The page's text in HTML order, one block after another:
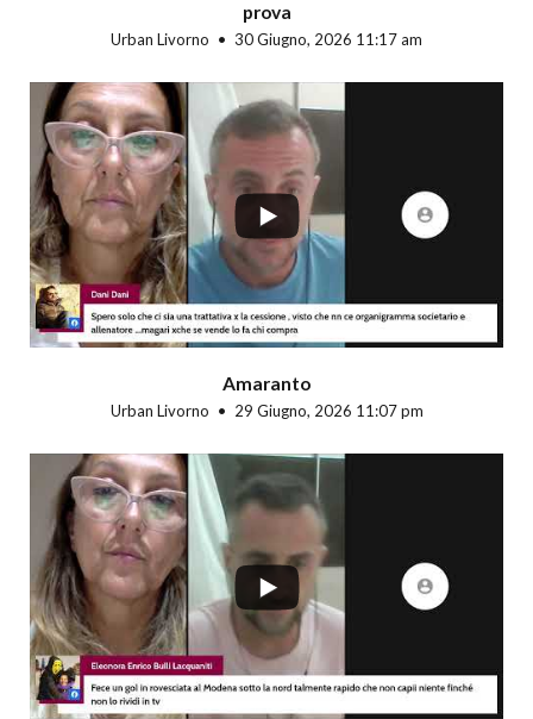
prova
Urban Livorno 30 Giugno, 2026 11:17 am
Amaranto
Urban Livorno 29 Giugno, 2026 11:07 pm